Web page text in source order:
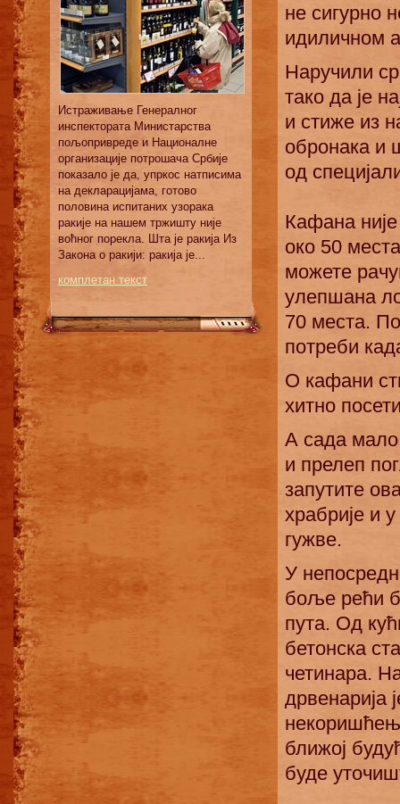
Истраживање Генералног
инспектората Министарства
пољопривреде и Националне
организације потрошача Србије
показало је да, упркос натписима
на декларацијама, готово
половина испитаних узорака
ракијe на нашем тржишту није
воћног порекла. Шта је ракија Из
Закона о ракији: ракија је...
комплетан текст
не сигурно
идиличном
Наручили
тако да је
и стиже из
обронака и
од
Кафана
око 50
можете
улепшана
70 места.
потреби
О кафани
хитно
А сада
и прелеп
запутите
храбрије и
гужве.
У
боље рећи
пута. Од
бетонска
четинара.
дрвенарија
ближој
буде